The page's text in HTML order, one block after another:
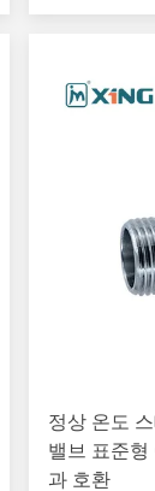
정상 온도
밸브 표준형
과 호환